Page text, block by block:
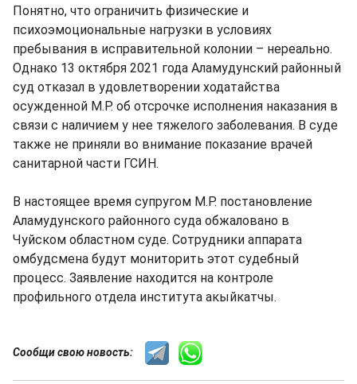
Понятно, что ограничить физические и
психоэмоциональные нагрузки в условиях
пребывания в исправительной колонии – нереально.
Однако 13 октября 2021 года Аламудунский районный
суд отказал в удовлетворении ходатайства
осужденной М.Р. об отсрочке исполнения наказания в
связи с наличием у нее тяжелого заболевания. В суде
также не приняли во внимание показание врачей
санитарной части ГСИН.
В настоящее время супругом М.Р. постановление
Аламудунского районного суда обжаловано в
Чуйском областном суде. Сотрудники аппарата
омбудсмена будут мониторить этот судебный
процесс. Заявление находится на контроле
профильного отдела института акыйкатчы.
Сообщи свою новость: